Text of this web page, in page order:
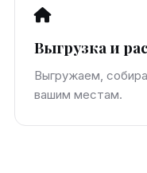
Выгрузка и
Выгружаем,
вашим местам.